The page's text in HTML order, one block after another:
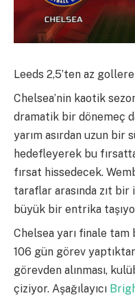
Leeds 2,5’ten az
Chelsea’nin kaotik
dramatik bir dönemeç
yarım asırdan uzun bir
hedefleyerek bu
fırsat hissedecek.
taraflar arasında zıt
büyük bir entrika
Chelsea yarı finale
106 gün görev
görevden alınması,
çiziyor. Aşağılayıcı